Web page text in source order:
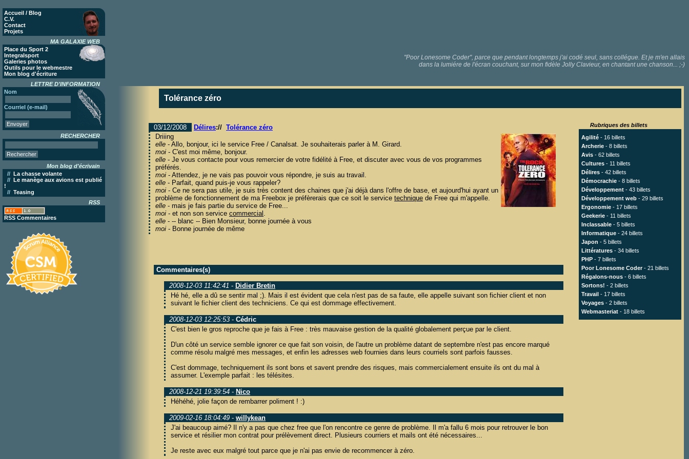
Accueil / Blog
C.V.
Contact
Projets
MA GALAXIE WEB
Place du Sport 2
Integralsport
Galeries photos
Outils pour le webmestre
Mon blog d'écriture
LETTRE D'INFORMATION
Nom
Courriel (e-mail)
RECHERCHER
Mon blog d'écrivain
// La chasse volante
// Le manège aux avions est publié
!
// Teasing
RSS
RSS Commentaires
"Poor Lonesome Coder", parce que pendant longtemps j'ai codé seul, sans collégue. Et je m'en allais
dans la lumiére de l'écran couchant, sur mon fidèle Jolly Clavieur, en chantant une chanson... ;-)
Tolérance zéro
03/12/2008 Délires:// Tolérance zéro
Driiing
elle - Allo, bonjour, ici le service Free / Canalsat. Je souhaiterais parler à M. Girard.
moi - C'est moi même, bonjour.
elle - Je vous contacte pour vous remercier de votre fidélité à Free, et discuter avec vous de vos programmes
préférés.
moi - Attendez, je ne vais pas pouvoir vous répondre, je suis au travail.
elle - Parfait, quand puis-je vous rappeler?
moi - Ce ne sera pas utile, je suis très content des chaines que j'ai déjà dans l'offre de base, et aujourd'hui ayant un
problème de fonctionnement de ma Freebox je préfèrerais que ce soit le service technique de Free qui m'appelle.
elle - mais je fais partie du service de Free...
moi - et non son service commercial .
elle - -- blanc -- Bien Monsieur, bonne journée à vous
moi - Bonne journée de même
Rubriques des billets
Agilité - 16 billets
Archerie - 8 billets
Avis - 62 billets
Cultures - 11 billets
Délires - 42 billets
Démocrachie - 8 billets
Développement - 43 billets
Développement web - 29 billets
Ergonomie - 17 billets
Geekerie - 11 billets
Inclassable - 5 billets
Informatique - 24 billets
Japon - 5 billets
Littératures - 34 billets
PHP - 7 billets
Poor Lonesome Coder- 21 billets
Régalons-nous - 6 billets
Sortons! - 2 billets
Travail - 17 billets
Voyages - 2 billets
Webmasteriat - 18 billets
Commentaires(s)
2008-12-03 11:42:41 - Didier Bretin
Hé hé, elle a dû se sentir mal ;). Mais il est évident que cela n'est pas de sa faute, elle appelle suivant son fichier client et non
suivant le fichier client des techniciens. Ce qui est dommage effectivement.
2008-12-03 12:25:53 - Cédric
C'est bien le gros reproche que je fais à Free : très mauvaise gestion de la qualité globalement perçue par le client.
D'un côté un service semble ignorer ce que fait son voisin, de l'autre un problème datant de septembre n'est pas encore marqué
comme résolu malgré mes messages, et enfin les adresses web fournies dans leurs courriels sont parfois fausses.
C'est dommage, techniquement ils sont bons et savent prendre des risques, mais commercialement ensuite ils ont du mal à
assumer. L'exemple parfait : les télésites.
2008-12-21 19:39:54 - Nico
Héhéhé, jolie façon de rembarrer poliment ! :)
2009-02-16 18:04:49 - willykean
J'ai beaucoup aimé? Il n'y a pas que chez free que l'on rencontre ce genre de problème. Il m'a fallu 6 mois pour retrouver le bon
service et résilier mon contrat pour prélèvement direct. Plusieurs courriers et mails ont été nécessaires...
Je reste avec eux malgré tout parce que je n'ai pas envie de recommencer à zéro.